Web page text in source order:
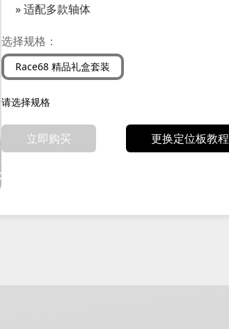
适配多款轴体
选择规格：
Race68 精品礼盒套装
请选择规格
立即购买 更换定位板教程